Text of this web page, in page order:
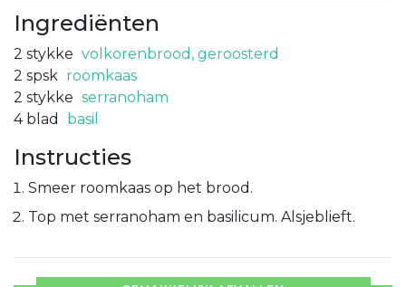
Ingrediënten
2 stykke volkorenbrood, geroosterd
2 spsk roomkaas
2 stykke serranoham
4 blad basil
Instructies
Smeer roomkaas op het brood.
Top met serranoham en basilicum. Alsjeblieft.